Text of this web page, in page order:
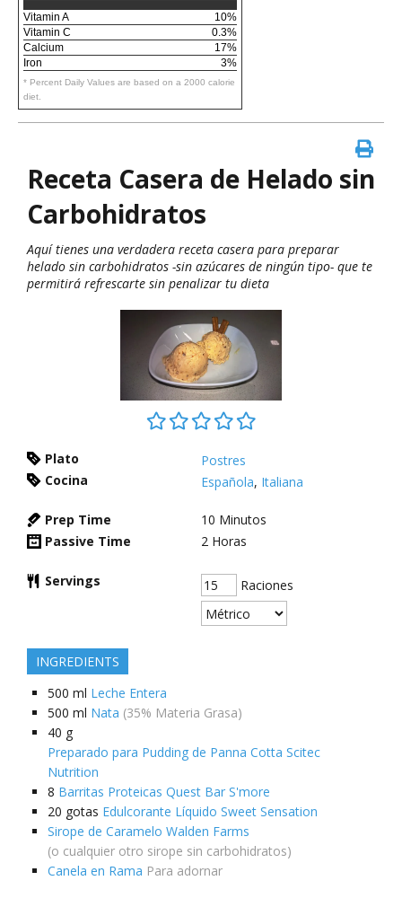
Vitamin A
10%
Vitamin C
0.3%
Calcium
17%
Iron
3%
* Percent Daily Values are based on a 2000 calorie
diet.
Receta Casera de Helado sin
Carbohidratos
Aquí tienes una verdadera receta casera para preparar
helado sin carbohidratos -sin azúcares de ningún tipo- que te
permitirá refrescarte sin penalizar tu dieta
Plato
Postres
Cocina
Española, Italiana
Prep Time 10 Minutos
Passive Time
2 Horas
Servings Raciones
INGREDIENTS
500 ml Leche Entera
500 ml Nata (35% Materia Grasa)
40 g
Preparado para Pudding de Panna Cotta Scitec
Nutrition
8 Barritas Proteicas Quest Bar S'more
20 gotas Edulcorante Líquido Sweet Sensation
Sirope de Caramelo Walden Farms
(o cualquier otro sirope sin carbohidratos)
Canela en Rama Para adornar